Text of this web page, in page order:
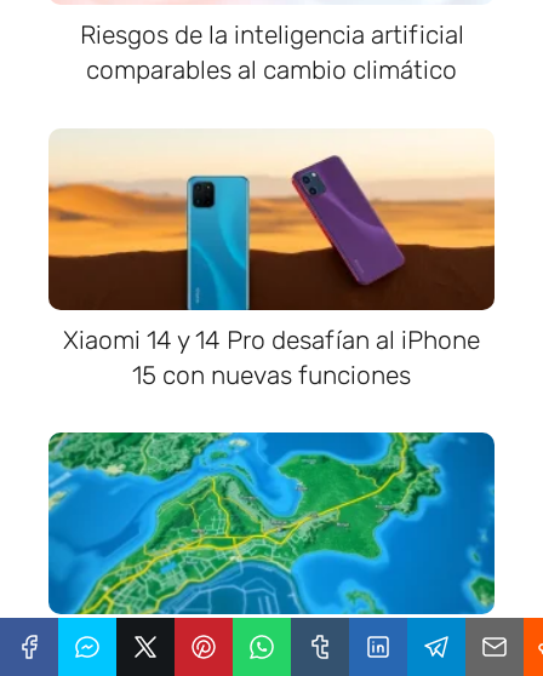
Riesgos de la inteligencia artificial
comparables al cambio climático
Xiaomi 14 y 14 Pro desafían al iPhone
15 con nuevas funciones
Google Maps incorpora vista